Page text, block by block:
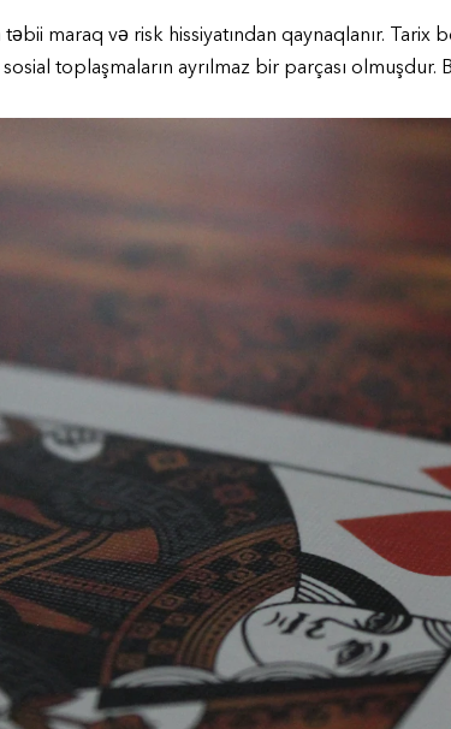
təbii maraq və risk hissiyatından qaynaqlanır.
toplaşmaların ayrılmaz bir parçası